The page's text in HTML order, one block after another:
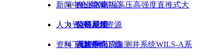
企业文化
荣誉资质
PILS-X高温高压高强度直推式大
位移系统
高速脉码成像测井系统WILS-A系
新闻中心 新闻中心
公司新闻
视频中心
人力资源 人力资源
人才理念
资料下载 资料下载